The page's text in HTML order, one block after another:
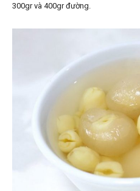
300gr và 400gr đường.